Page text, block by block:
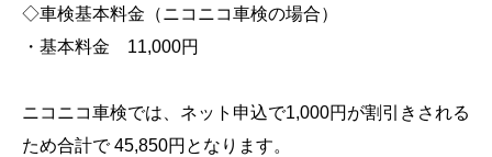
◇車検基本料金（ニコニコ車検の場合）
・基本料金 11,000円
ニコニコ車検では、ネット申込で1,000円が割引きされる
ため合計で 45,850円となります。